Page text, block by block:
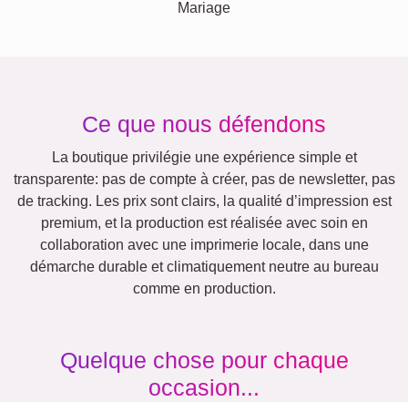
Mariage
Ce que nous défendons
La boutique privilégie une expérience simple et
transparente: pas de compte à créer, pas de newsletter, pas
de tracking. Les prix sont clairs, la qualité d’impression est
premium, et la production est réalisée avec soin en
collaboration avec une imprimerie locale, dans une
démarche durable et climatiquement neutre au bureau
comme en production.
Quelque chose pour chaque
occasion...